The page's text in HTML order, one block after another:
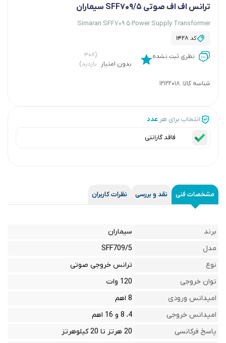
ترانس اف اف صوتی SFF709/5 سیماران
Simaran SFF709 5 Power Supply Transformer
کد 1428
نظری ثبت نشده
بدون امتیاز
(۳۰۸
بازدید)
شناسه کالا: 12122018
انتخاب برای هر عدد
فاقد گارانتی
مشخصات فنی نقد و بررسی نظرات کاربران
برند
سیماران
مدل
SFF709/5
نوع
ترانس خروجی صوتی
توان خروجی
120 وات
امپدانس ورودی
8 اهم
امپدانس خروجی
4، 8 و 16 اهم
پاسخ فرکانسی
20 هرتز تا 20 کیلوهرتز